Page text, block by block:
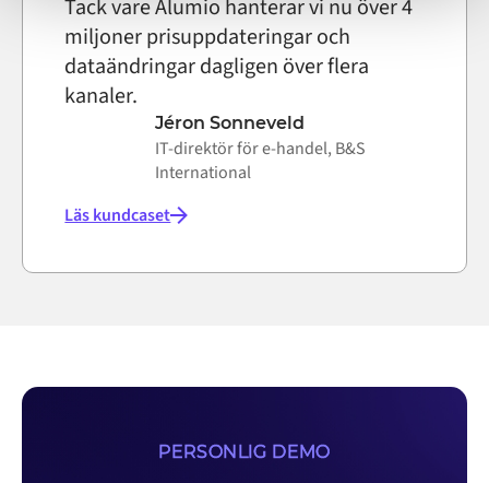
Tack vare Alumio hanterar vi nu över 4
miljoner prisuppdateringar och
dataändringar dagligen över flera
kanaler.
Jéron Sonneveld
IT-direktör för e-handel, B&S
International
Läs kundcaset
PERSONLIG DEMO